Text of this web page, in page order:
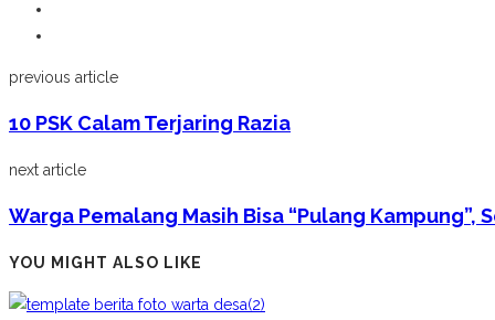
previous article
10 PSK Calam Terjaring Razia
next article
Warga Pemalang Masih Bisa “Pulang Kampung”,
YOU MIGHT ALSO LIKE